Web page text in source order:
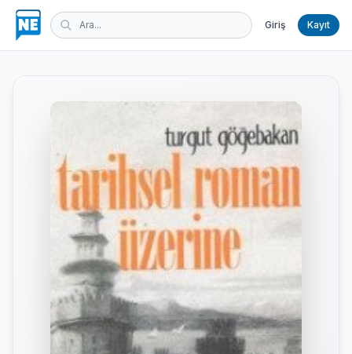
Giriş Kayıt